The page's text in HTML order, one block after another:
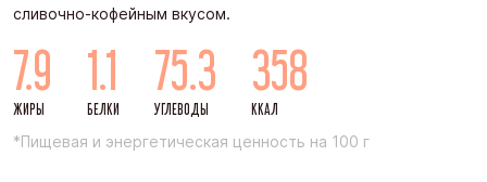
сливочно-кофейным вкусом.
7.9
ЖИРЫ
1.1
БЕЛКИ
75.3
УГЛЕВОДЫ
358
ККАЛ
*Пищевая и энергетическая ценность на 100 г